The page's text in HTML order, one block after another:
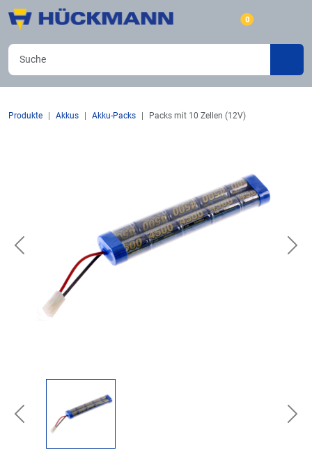
0
Produkte Akkus Akku-Packs Packs mit 10 Zellen (12V)
Previous
Previous